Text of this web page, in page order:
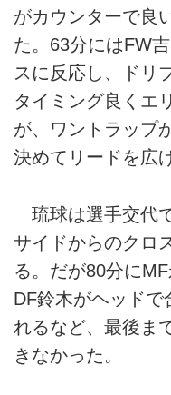
がカウンターで良
た。63分にはFW
スに反応し、ドリ
タイミング良くエ
が、ワントラップ
決めてリードを広
琉球は選手交代
サイドからのクロ
る。だが80分に
DF鈴木がヘッド
れるなど、最後ま
きなかった。